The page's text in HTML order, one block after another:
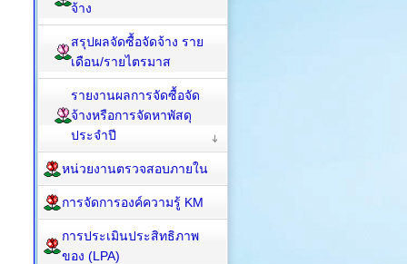
จ้าง
สรุปผลจัดซื้อจัดจ้าง ราย
เดือน/รายไตรมาส
รายงานผลการจัดซื้อจัด
จ้างหรือการจัดหาพัสดุ
ประจำปี
หน่วยงานตรวจสอบภายใน
การจัดการองค์ความรู้ KM
การประเมินประสิทธิภาพ
ของ (LPA)